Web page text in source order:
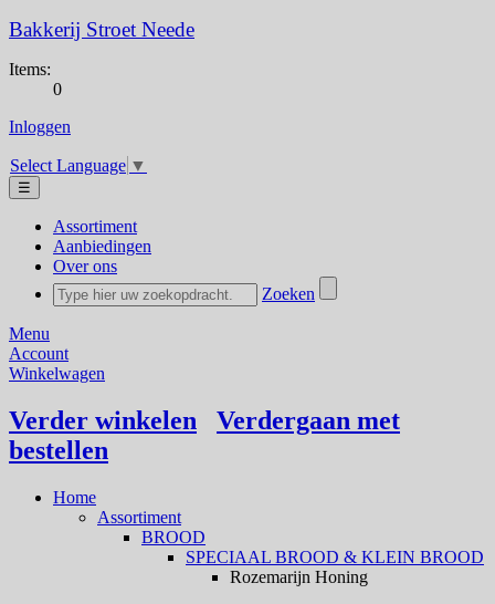
Bakkerij Stroet Neede
Items:
0
Inloggen
Select Language ▼
☰
Assortiment
Aanbiedingen
Over ons
Zoeken
Menu
Account
Winkelwagen
Verder winkelen
Verdergaan met
bestellen
Home
Assortiment
BROOD
SPECIAAL BROOD & KLEIN BROOD
Rozemarijn Honing